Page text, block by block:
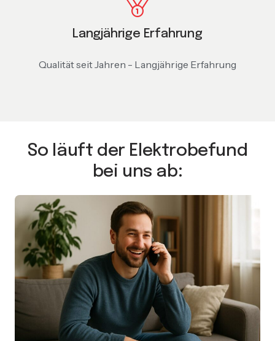
Langjährige Erfahrung
Qualität seit Jahren - Langjährige Erfahrung
So läuft der Elektrobefund
bei uns ab: